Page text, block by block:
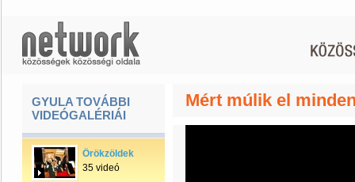
GYULA TOVÁBBI
VIDEÓGALÉRIÁI
Örökzöldek
35 videó
Mért múlik el